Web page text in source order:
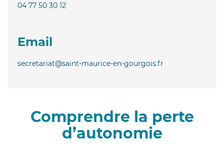
04 77 50 30 12
Email
secretariat@saint-maurice-en-gourgois.fr
Comprendre la perte
d’autonomie